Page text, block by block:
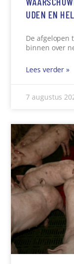
UDEN EN
De afgelopen
binnen over
Lees verder »
7 augustus